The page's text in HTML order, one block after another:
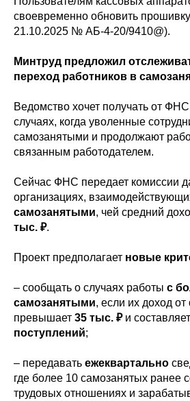
своевременно обновить
21.10.2025 № АБ-4-20/9410@).
Минтруд предложил
переход работников в
Ведомство хочет получать от
случаях, когда уволенные
самозанятыми и продолжают
связанным работодателем.
Сейчас ФНС передает комиссии
организациях,
самозанятыми, чей средний
тыс. ₽.
Проект предполагает новые
– сообщать о случаях работы с
самозанятыми, если их доход
превышает 35 тыс. ₽и составляет
поступлений;
– передавать ежеквартально
где более 10 самозанятых ранее
трудовых отношениях и